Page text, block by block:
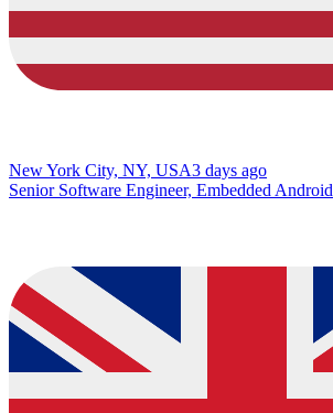
New York City, NY, USA3 days ago
Senior Software Engineer, Embedded Android